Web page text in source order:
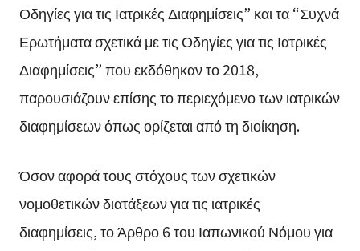
Οδηγίες για τις Ιατρικές Διαφημίσεις” και τα “Συχνά
Ερωτήματα σχετικά με τις Οδηγίες για τις Ιατρικές
Διαφημίσεις” που εκδόθηκαν το 2018,
παρουσιάζουν επίσης το περιεχόμενο των ιατρικών
διαφημίσεων όπως ορίζεται από τη διοίκηση.
Όσον αφορά τους στόχους των σχετικών
νομοθετικών διατάξεων για τις ιατρικές
διαφημίσεις, το Άρθρο 6 του Ιαπωνικού Νόμου για